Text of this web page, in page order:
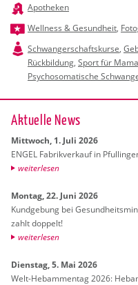
Apotheken
Wellness & Gesundheit,
Schwangerschaftskurse,
Rückbildung, Sport für
Psychosomatische
Ak­tu­el­le News
Mitt­woch, 1. Juli 2026
ENGEL Fa­brik­ver­kauf in
wei­ter­le­sen
Mon­tag, 22. Juni 2026
Kund­ge­bung bei
zahlt dop­pelt!
wei­ter­le­sen
Diens­tag, 5. Mai 2026
Welt-Heb­am­men­tag 2026: